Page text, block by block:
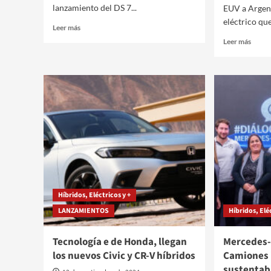
lanzamiento del DS 7...
Leer másLeer
E-
TENSE
Argentina
EUV a
eléctrico
Leer másLeer
EUV,
SUV
que
llega
a
la
este
2025
Híbridos, Eléctricos y +
LANZAMIENTOS
Tecnología e de Honda, llegan
los nuevos Civic y CR-V híbridos
Híbridos,